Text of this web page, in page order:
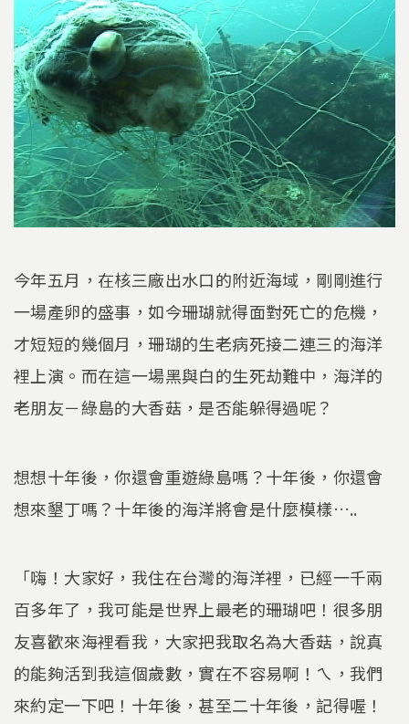
今年五月，在核三廠出水口的附近海域，剛剛進行
一場產卵的盛事，如今珊瑚就得面對死亡的危機，
才短短的幾個月，珊瑚的生老病死接二連三的海洋
裡上演。而在這一場黑與白的生死劫難中，海洋的
老朋友－綠島的大香菇，是否能躲得過呢？
想想十年後，你還會重遊綠島嗎？十年後，你還會
想來墾丁嗎？十年後的海洋將會是什麼模樣…..
「嗨！大家好，我住在台灣的海洋裡，已經一千兩
百多年了，我可能是世界上最老的珊瑚吧！很多朋
友喜歡來海裡看我，大家把我取名為大香菇，說真
的能夠活到我這個歲數，實在不容易啊！ㄟ，我們
來約定一下吧！十年後，甚至二十年後，記得喔！